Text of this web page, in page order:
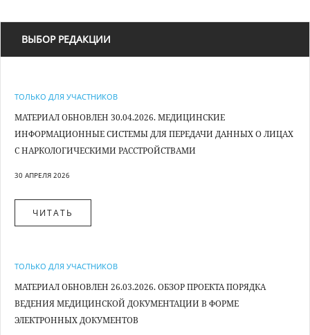
ВЫБОР РЕДАКЦИИ
ТОЛЬКО ДЛЯ УЧАСТНИКОВ
МАТЕРИАЛ ОБНОВЛЕН 30.04.2026. МЕДИЦИНСКИЕ
ИНФОРМАЦИОННЫЕ СИСТЕМЫ ДЛЯ ПЕРЕДАЧИ ДАННЫХ О ЛИЦАХ
С НАРКОЛОГИЧЕСКИМИ РАССТРОЙСТВАМИ
30 АПРЕЛЯ 2026
ЧИТАТЬ
ТОЛЬКО ДЛЯ УЧАСТНИКОВ
МАТЕРИАЛ ОБНОВЛЕН 26.03.2026. ОБЗОР ПРОЕКТА ПОРЯДКА
ВЕДЕНИЯ МЕДИЦИНСКОЙ ДОКУМЕНТАЦИИ В ФОРМЕ
ЭЛЕКТРОННЫХ ДОКУМЕНТОВ